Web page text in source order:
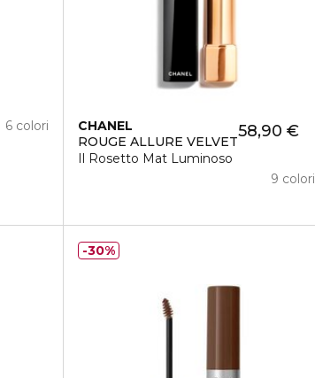
6 colori
CHANEL
ROUGE ALLURE VELVET
Il Rosetto Mat Luminoso
58,90 €
9 colori
30%